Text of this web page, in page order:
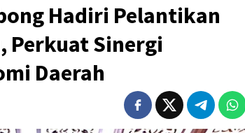
Hadiri Pelantikan
Perkuat Sinergi
Daerah